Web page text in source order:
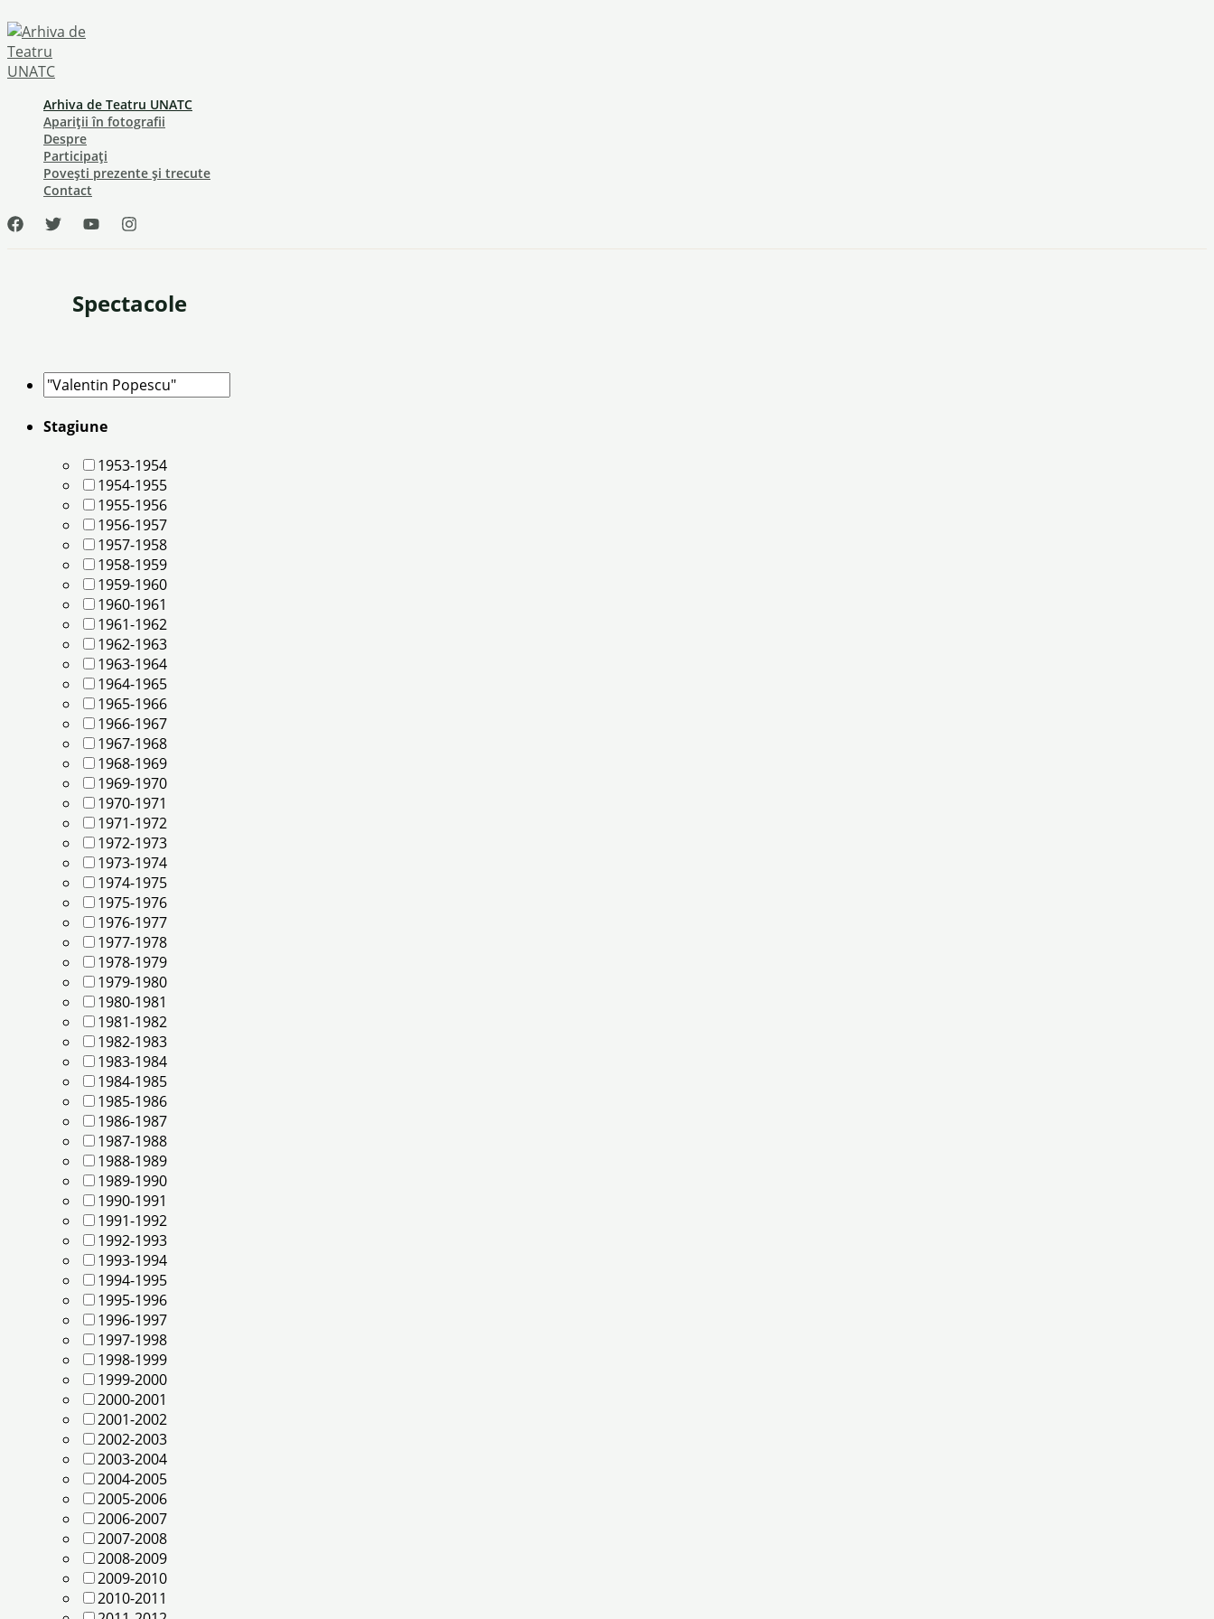
to
content
Arhiva de Teatru UNATC
Apariții în fotografii
Despre
Participați
Povești prezente și trecute
Contact
Spectacole
Stagiune
1953-1954
1954-1955
1955-1956
1956-1957
1957-1958
1958-1959
1959-1960
1960-1961
1961-1962
1962-1963
1963-1964
1964-1965
1965-1966
1966-1967
1967-1968
1968-1969
1969-1970
1970-1971
1971-1972
1972-1973
1973-1974
1974-1975
1975-1976
1976-1977
1977-1978
1978-1979
1979-1980
1980-1981
1981-1982
1982-1983
1983-1984
1984-1985
1985-1986
1986-1987
1987-1988
1988-1989
1989-1990
1990-1991
1991-1992
1992-1993
1993-1994
1994-1995
1995-1996
1996-1997
1997-1998
1998-1999
1999-2000
2000-2001
2001-2002
2002-2003
2003-2004
2004-2005
2005-2006
2006-2007
2007-2008
2008-2009
2009-2010
2010-2011